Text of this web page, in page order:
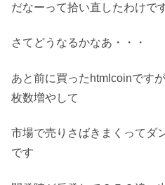
だなーって拾い直したわけで
さてどうなるかなあ・・・
あと前に買ったhtmlcoinです
枚数増やして
市場で売りさばきまくってダ
です